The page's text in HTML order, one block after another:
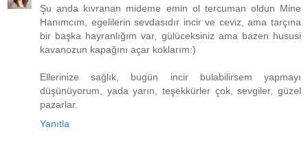
Şu anda kıvranan mideme emin ol tercuman oldun Mine
Hanımcım, egelilerin sevdasıdır incir ve ceviz, ama tarçına
bir başka hayranlığım var, gülüceksiniz ama bazen hususi
kavanozun kapağını açar koklarım:)
Ellerinize sağlık, bugün incir bulabilirsem yapmayı
düşünüyorum, yada yarın, teşekkürler çok, sevgiler, güzel
pazarlar.
Yanıtla